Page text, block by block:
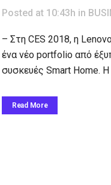
Posted at 10:43h in
– Στη CES 2018, η
ένα νέο portfolio από
συσκευές Smart Home. Η
Read More